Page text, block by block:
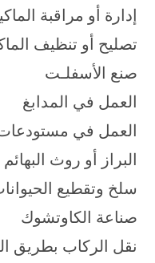
إدارة أو مراقبة
تصليح أو تنظيف
صنع الأسفلـت
العمل في المدابغ
العمل في
البراز أو روث البهائم
سلخ وتقطيع
صناعة الكاوتشوك
نقل الركاب بطريق